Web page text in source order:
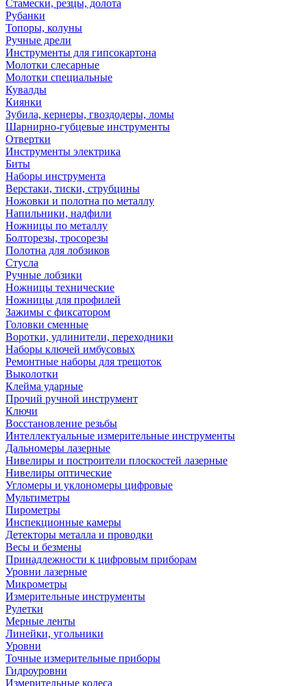
Стамески, резцы, долота
Рубанки
Топоры, колуны
Ручные дрели
Инструменты для гипсокартона
Молотки слесарные
Молотки специальные
Кувалды
Киянки
Зубила, кернеры, гвоздодеры, ломы
Шарнирно-губцевые инструменты
Отвертки
Инструменты электрика
Биты
Наборы инструмента
Верстаки, тиски, струбцины
Ножовки и полотна по металлу
Напильники, надфили
Ножницы по металлу
Болторезы, тросорезы
Полотна для лобзиков
Стусла
Ручные лобзики
Ножницы технические
Ножницы для профилей
Зажимы с фиксатором
Головки сменные
Воротки, удлинители, переходники
Наборы ключей имбусовых
Ремонтные наборы для трещоток
Выколотки
Клейма ударные
Прочий ручной инструмент
Ключи
Восстановление резьбы
Интеллектуальные измерительные инструменты
Дальномеры лазерные
Нивелиры и построители плоскостей лазерные
Нивелиры оптические
Угломеры и уклономеры цифровые
Мультиметры
Пирометры
Инспекционные камеры
Детекторы металла и проводки
Весы и безмены
Принадлежности к цифровым приборам
Уровни лазерные
Микрометры
Измерительные инструменты
Рулетки
Мерные ленты
Линейки, угольники
Уровни
Точные измерительные приборы
Гидроуровни
Измерительные колеса